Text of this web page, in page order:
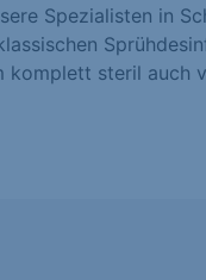
Spezialisten in
komplett steril auch